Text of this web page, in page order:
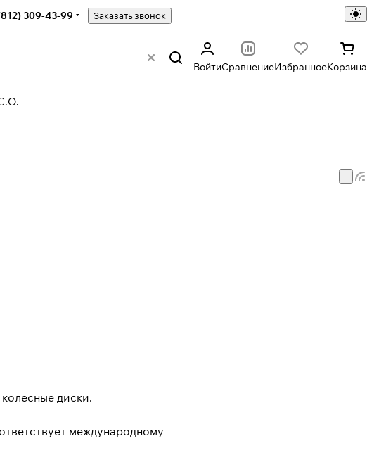
309-43-99 Заказать звонок
ВойтиСравнениеИзбранноеКорзина
диски.
международному